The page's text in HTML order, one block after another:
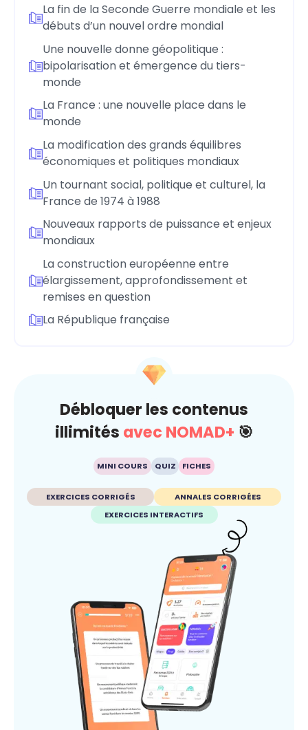
La fin de la Seconde Guerre mondiale et les
débuts d’un nouvel ordre mondial
Une nouvelle donne géopolitique :
bipolarisation et émergence du tiers-
monde
La France : une nouvelle place dans le
monde
La modification des grands équilibres
économiques et politiques mondiaux
Un tournant social, politique et culturel, la
France de 1974 à 1988
Nouveaux rapports de puissance et enjeux
mondiaux
La construction européenne entre
élargissement, approfondissement et
remises en question
La République française
Débloquer les contenus
illimités avec NOMAD+ 🎯
MINI COURS QUIZ FICHES
EXERCICES CORRIGÉS
ANNALES CORRIGÉES
EXERCICES INTERACTIFS